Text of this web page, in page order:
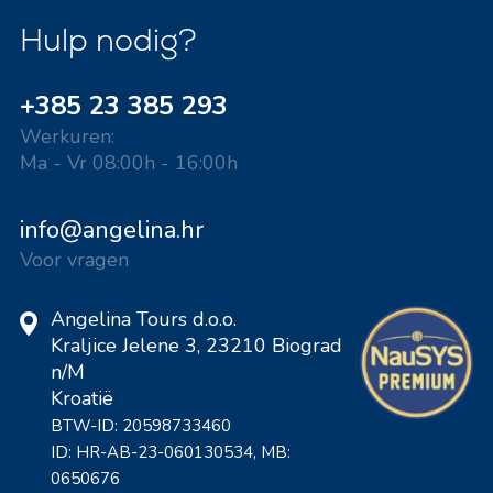
Hulp nodig?
+385 23 385 293
Werkuren:
Ma - Vr 08:00h - 16:00h
info@angelina.hr
Voor vragen
Angelina Tours d.o.o.
Kraljice Jelene 3, 23210 Biograd
n/M
Kroatië
BTW-ID: 20598733460
ID: HR-AB-23-060130534, MB:
0650676